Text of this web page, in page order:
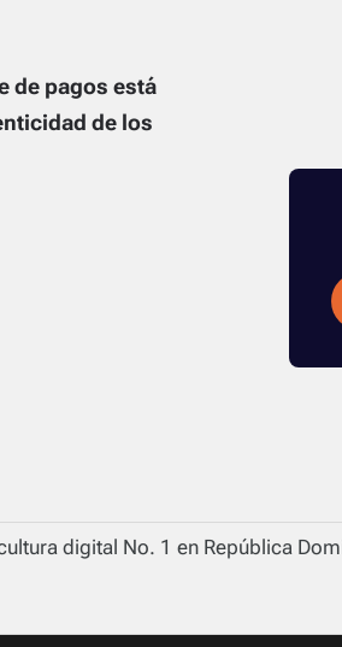
de pagos está
de los
digital No. 1 en República